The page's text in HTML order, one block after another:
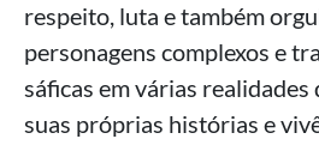
respeito, luta e também
personagens complexos e
sáficas em várias
suas próprias histórias e